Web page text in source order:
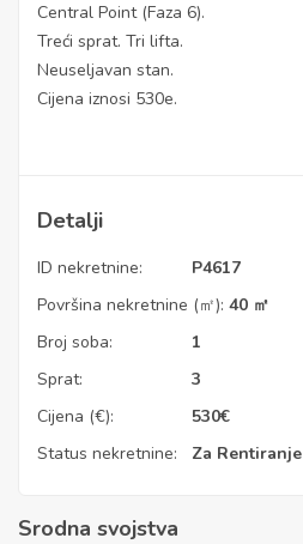
Central Point (Faza 6).
Treći sprat. Tri lifta.
Neuseljavan stan.
Cijena iznosi 530e.
Detalji
ID nekretnine:
P4617
Površina nekretnine (㎡): 40 ㎡
Broj soba:
1
Sprat:
3
Cijena (€):
530€
Status nekretnine:
Za Rentiranje
Srodna svojstva